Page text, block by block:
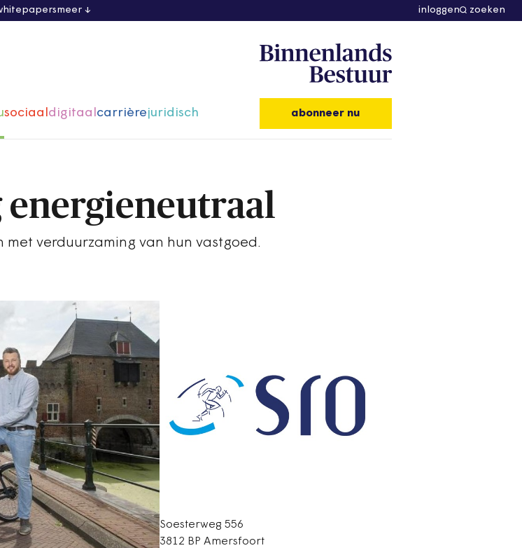
meer inloggen zoeken
sociaaldigitaalcarrièrejuridisch abonneer nu
verduurzaming van hun vastgoed.
Soesterweg 556
3812 BP Amersfoort